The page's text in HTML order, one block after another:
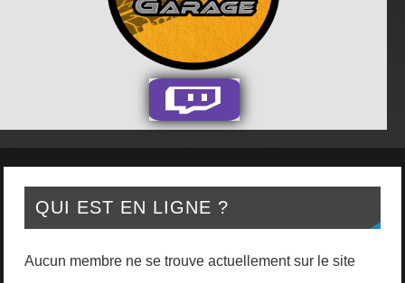
QUI EST EN LIGNE ?
Aucun membre ne se trouve actuellement sur le site